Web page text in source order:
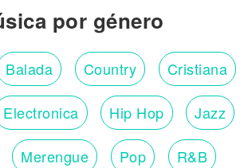
por género
Balada Country Cristiana
Electronica Hip Hop Jazz
Merengue Pop R&B